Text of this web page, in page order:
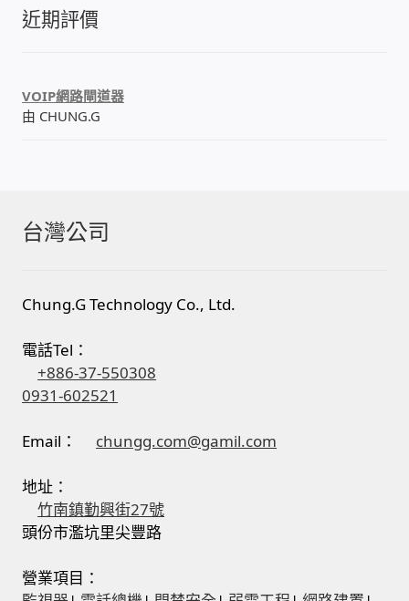
近期評價
VOIP網路閘道器
由 CHUNG.G
台灣公司
Chung.G Technology Co., Ltd.
電話Tel：
+886-37-550308
0931-602521
Email： chungg.com@gamil.com
地址：
竹南鎮勤興街27號
頭份市濫坑里尖豐路
營業項目：